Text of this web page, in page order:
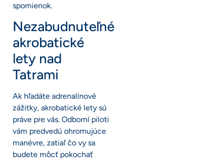
spomienok.
Nezabudnuteľné
akrobatické
lety nad
Tatrami
Ak hľadáte adrenalínové
zážitky, akrobatické lety sú
práve pre vás. Odborní piloti
vám predvedú ohromujúce
manévre, zatiaľ čo vy sa
budete môcť pokochať